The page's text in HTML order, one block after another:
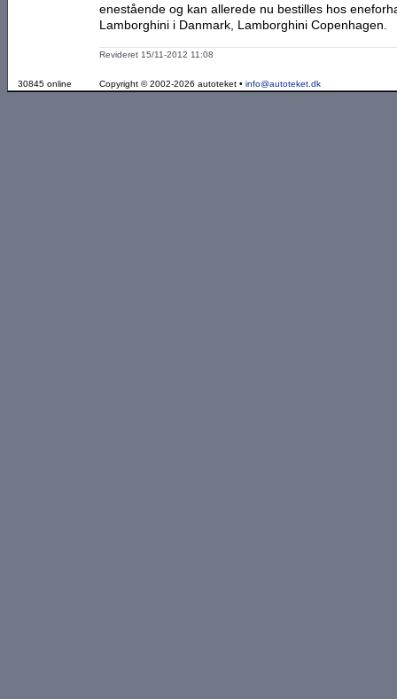
enestående og kan allerede nu bestilles hos
Lamborghini i Danmark, Lamborghini Copenhagen.
Revideret 15/11-2012 11:08
30845 online Copyright © 2002-2026 autoteket • info@autoteket.dk